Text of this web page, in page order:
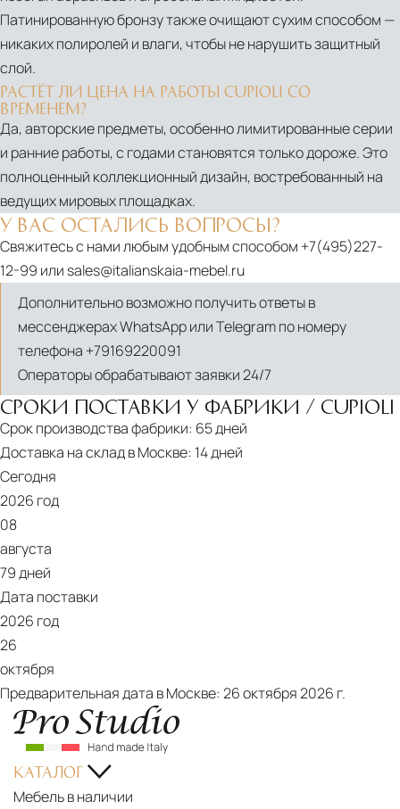
Патинированную бронзу также очищают сухим способом —
никаких полиролей и влаги, чтобы не нарушить защитный
слой.
РАСТЁТ ЛИ ЦЕНА НА РАБОТЫ CUPIOLI СО
ВРЕМЕНЕМ?
Да, авторские предметы, особенно лимитированные серии
и ранние работы, с годами становятся только дороже. Это
полноценный коллекционный дизайн, востребованный на
ведущих мировых площадках.
У ВАС ОСТАЛИСЬ ВОПРОСЫ?
Свяжитесь с нами любым удобным способом +7(495)227-
12-99 или sales@italianskaia-mebel.ru
Дополнительно возможно получить ответы в
мессенджерах WhatsApp или Telegram по номеру
телефона +79169220091
Операторы обрабатывают заявки 24/7
СРОКИ ПОСТАВКИ У ФАБРИКИ / CUPIOLI
Срок производства фабрики: 65 дней
Доставка на склад в Москве: 14 дней
Сегодня
2026 год
08
августа
79 дней
Дата поставки
2026 год
26
октября
Предварительная дата в Москве: 26 октября 2026 г.
КАТАЛОГ
Мебель в наличии